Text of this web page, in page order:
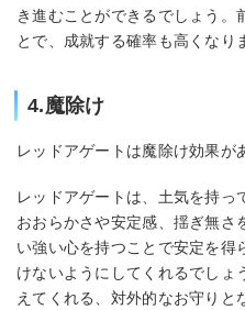
き進むことができるでしょう。
とで、成就する確率も高くなり
4.魔除け
レッドアゲートは魔除け効果が
レッドアゲートは、土気を持っ
おおらかさや安定感、揺ぎ無さ
い強い心を持つことで安定を得
けないようにしてくれるでしょ
えてくれる、対外的なお守りと